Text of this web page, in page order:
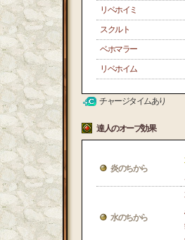
リベホイミ
スクルト
ベホマラー
リベホイム
チャージタイムあり
達人のオーブ効果
炎のちから
水のちから